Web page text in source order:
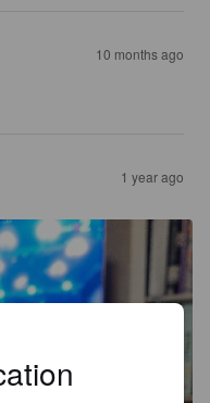
10 months ago
1 year ago